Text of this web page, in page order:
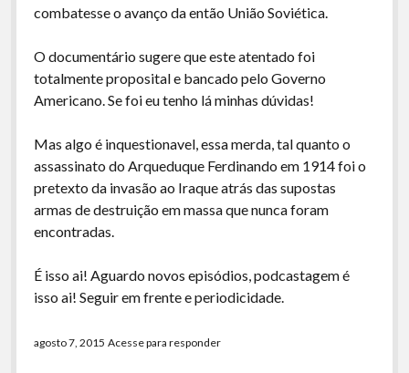
combatesse o avanço da então União Soviética.
O documentário sugere que este atentado foi
totalmente proposital e bancado pelo Governo
Americano. Se foi eu tenho lá minhas dúvidas!
Mas algo é inquestionavel, essa merda, tal quanto o
assassinato do Arqueduque Ferdinando em 1914 foi o
pretexto da invasão ao Iraque atrás das supostas
armas de destruição em massa que nunca foram
encontradas.
É isso ai! Aguardo novos episódios, podcastagem é
isso ai! Seguir em frente e periodicidade.
agosto 7, 2015 Acesse para responder